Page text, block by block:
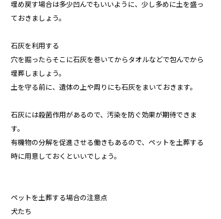
埋め戻す場合は多少凹んでもいいように、少し多めに土を盛っ
ておきましょう。
石灰を利用する
穴を掘ったらそこに石灰を巻いてからタオルなどで包んでから
埋葬しましょう。
土を守る前に、遺体の上や周りにも石灰をまいておきます。
石灰には殺菌作用があるので、汚染を防ぐ効果が期待できま
す。
有機物の分解を促進させる働きもあるので、ペットを土葬する
時に用意しておくといいでしょう。
ペットを土葬する場合の注意点
犬たち